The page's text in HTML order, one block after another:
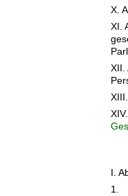
X.
XI.
XII.
I.
1.